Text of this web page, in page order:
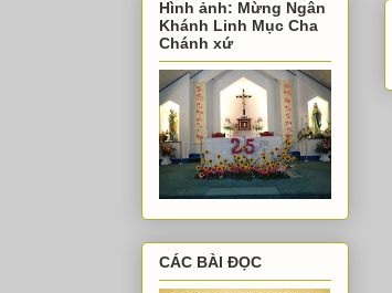
Hình ảnh: Mừng Ngân
Khánh Linh Mục Cha
Chánh xứ
CÁC BÀI ĐỌC